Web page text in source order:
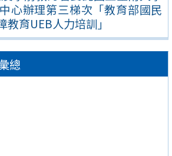
心辦理第三梯次「教育部國民
育UEB人力培訓」
總